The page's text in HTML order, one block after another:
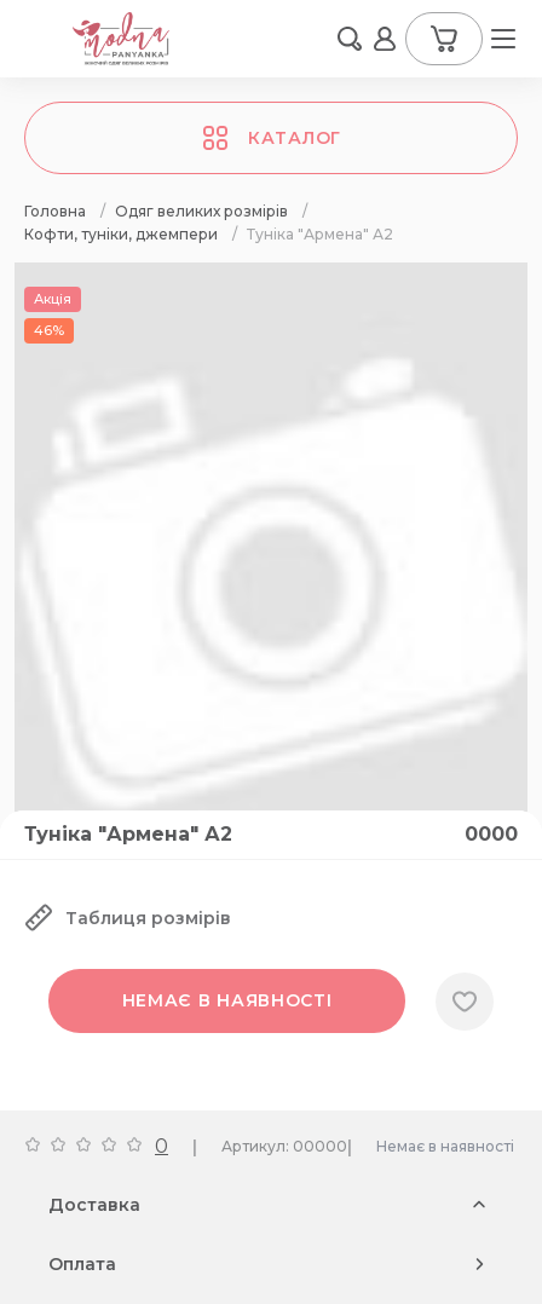
КАТАЛОГ
Головна / Одяг великих розмірів
/
Кофти, туніки, джемпери
/ Туніка "Армена" А2
Акція
46%
Туніка "Армена" А2 0000
Таблиця розмірів
НЕМАЄ В НАЯВНОСТІ
0 | Артикул: 00000| Немає в наявності
Доставка
Оплата